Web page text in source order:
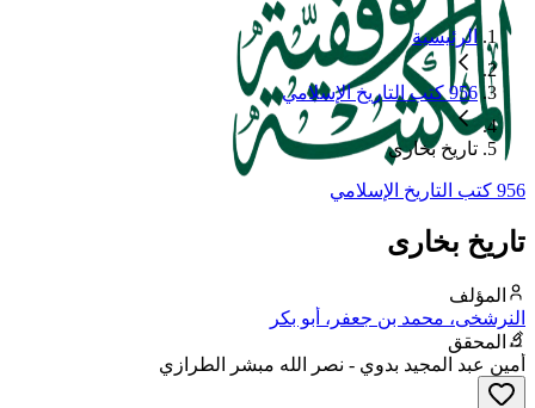
الرئيسية
956 كتب التاريخ الإسلامي
تاريخ بخارى
956 كتب التاريخ الإسلامي
تاريخ بخارى
المؤلف
النرشخى، محمد بن جعفر، أبو بكر
المحقق
أمين عبد المجيد بدوي - نصر الله مبشر الطرازي